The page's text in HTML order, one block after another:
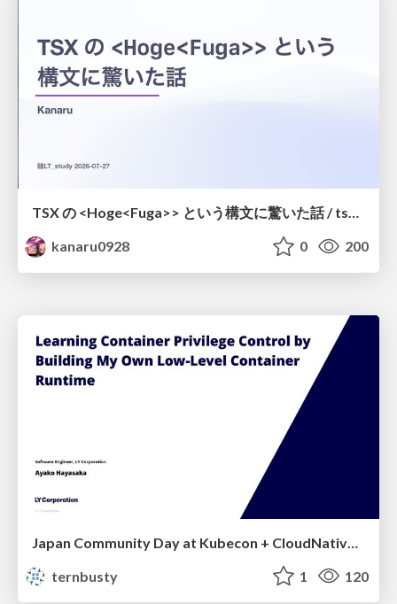
TSX の <Hoge<Fuga>> という構文に驚いた話 / tsx-type-argument-syntax
kanaru0928
0 200
ternbusty
1 120